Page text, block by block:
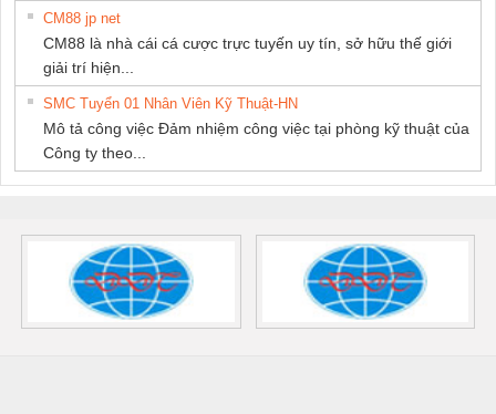
CM88 jp net
CM88 là nhà cái cá cược trực tuyến uy tín, sở hữu thế giới
giải trí hiện...
SMC Tuyển 01 Nhân Viên Kỹ Thuật-HN
Mô tả công việc Đảm nhiệm công việc tại phòng kỹ thuật của
Công ty theo...